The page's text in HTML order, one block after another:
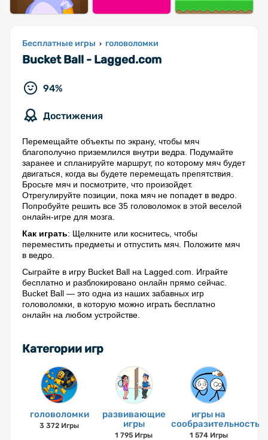
Бесплатные игры › головоломки
Bucket Ball - Lagged.com
94%
Достижения
Перемещайте объекты по экрану, чтобы мяч
благополучно приземлился внутри ведра. Подумайте
заранее и спланируйте маршрут, по которому мяч будет
двигаться, когда вы будете перемещать препятствия.
Бросьте мяч и посмотрите, что произойдет.
Отрегулируйте позиции, пока мяч не попадет в ведро.
Попробуйте решить все 35 головоломок в этой веселой
онлайн-игре для мозга.
Как играть: Щелкните или коснитесь, чтобы
переместить предметы и отпустить мяч. Положите мяч
в ведро.
Сыграйте в игру Bucket Ball на Lagged.com. Играйте
бесплатно и разблокировано онлайн прямо сейчас.
Bucket Ball — это одна из наших забавных игр
головоломки, в которую можно играть бесплатно
онлайн на любом устройстве.
Категории игр
головоломки
3 372 Игры
развивающие
игры
1 795 Игры
игры на
сообразительность
1 574 Игры